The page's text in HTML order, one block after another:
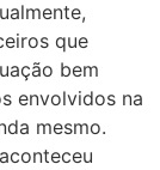
que
bem
envolvidos na
mesmo.